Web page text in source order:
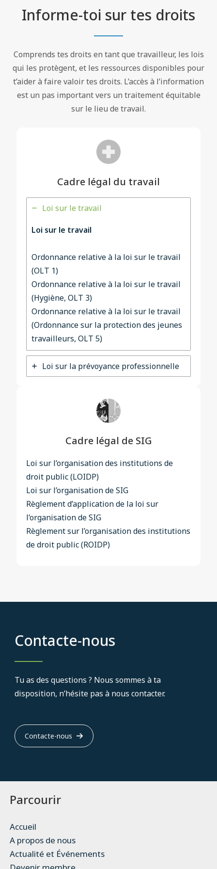
Informe-toi sur tes droits
Comprends tes droits en tant que travailleur, les lois
qui les protègent, et les ressources disponibles pour
t’aider à faire valoir tes droits. L’accès à l’information
est un pas important vers un traitement équitable
sur le lieu de travail.
Cadre légal du travail
Loi sur le travail
Loi sur le travail
Ordonnance relative à la loi sur le travail
(OLT 1)
Ordonnance relative à la loi sur le travail
(Hygiène, OLT 3)
Ordonnance relative à la loi sur le travail
(Ordonnance sur la protection des jeunes
travailleurs, OLT 5)
Loi sur la prévoyance professionnelle
Cadre légal de SIG
Loi sur l’organisation des institutions de
droit public (LOIDP)
Loi sur l’organisation de SIG
Règlement d’application de la loi sur
l’organisation de SIG
Règlement sur l’organisation des institutions
de droit public (ROIDP)
Contacte-nous
Tu as des questions ? Nous sommes à ta
disposition, n’hésite pas à nous contacter.
Contacte-nous
Parcourir
Accueil
A propos de nous
Actualité et Événements